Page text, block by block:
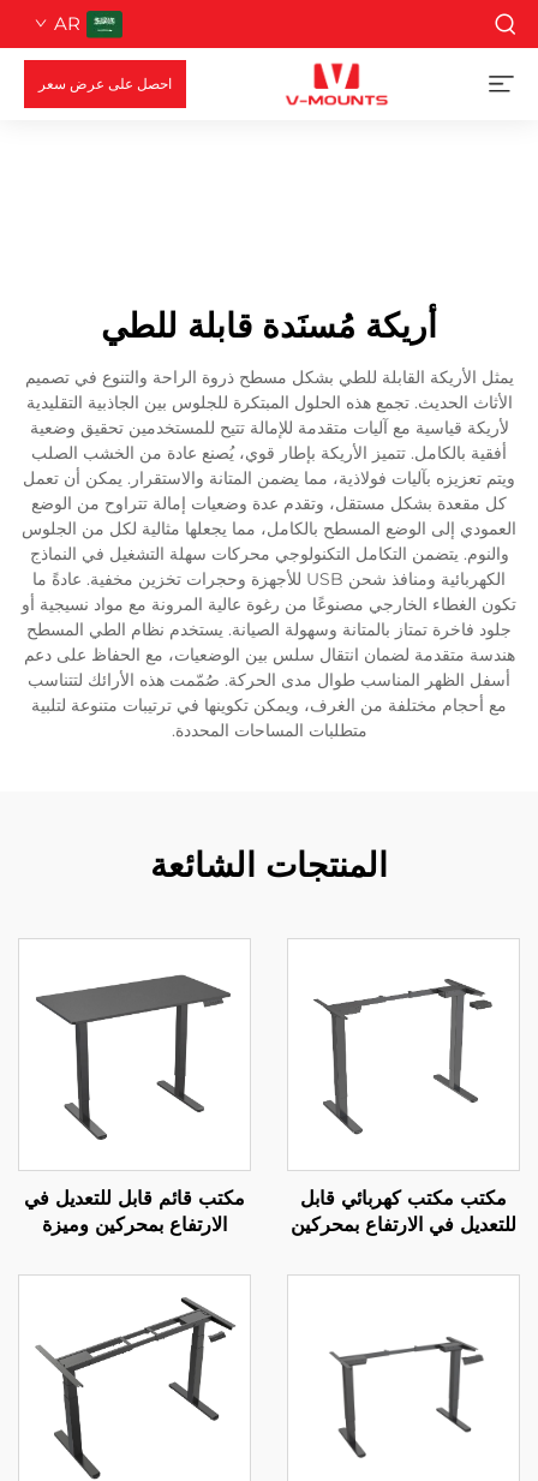
AR
احصل على عرض سعر
أريكة مُسنَدة قابلة للطي
يمثل الأريكة القابلة للطي بشكل مسطح ذروة الراحة والتنوع في تصميم
الأثاث الحديث. تجمع هذه الحلول المبتكرة للجلوس بين الجاذبية التقليدية
لأريكة قياسية مع آليات متقدمة للإمالة تتيح للمستخدمين تحقيق وضعية
أفقية بالكامل. تتميز الأريكة بإطار قوي، يُصنع عادة من الخشب الصلب
ويتم تعزيزه بآليات فولاذية، مما يضمن المتانة والاستقرار. يمكن أن تعمل
كل مقعدة بشكل مستقل، وتقدم عدة وضعيات إمالة تتراوح من الوضع
العمودي إلى الوضع المسطح بالكامل، مما يجعلها مثالية لكل من الجلوس
والنوم. يتضمن التكامل التكنولوجي محركات سهلة التشغيل في النماذج
الكهربائية ومنافذ شحن USB للأجهزة وحجرات تخزين مخفية. عادةً ما
تكون الغطاء الخارجي مصنوعًا من رغوة عالية المرونة مع مواد نسيجية أو
جلود فاخرة تمتاز بالمتانة وسهولة الصيانة. يستخدم نظام الطي المسطح
هندسة متقدمة لضمان انتقال سلس بين الوضعيات، مع الحفاظ على دعم
أسفل الظهر المناسب طوال مدى الحركة. صُمّمت هذه الأرائك لتتناسب
مع أحجام مختلفة من الغرف، ويمكن تكوينها في ترتيبات متنوعة لتلبية
متطلبات المساحات المحددة.
المنتجات الشائعة
مكتب مكتب كهربائي قابل
للتعديل في الارتفاع بمحركين
MOUNTS JSD2-01
مكتب قائم قابل للتعديل في
الارتفاع بمحركين وميزة
MOUNTS JSD2-01-1P